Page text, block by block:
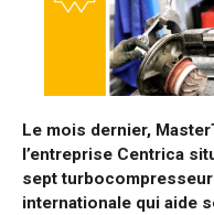
Le mois dernier,
l’entreprise Centrica
sept
internationale qui aide